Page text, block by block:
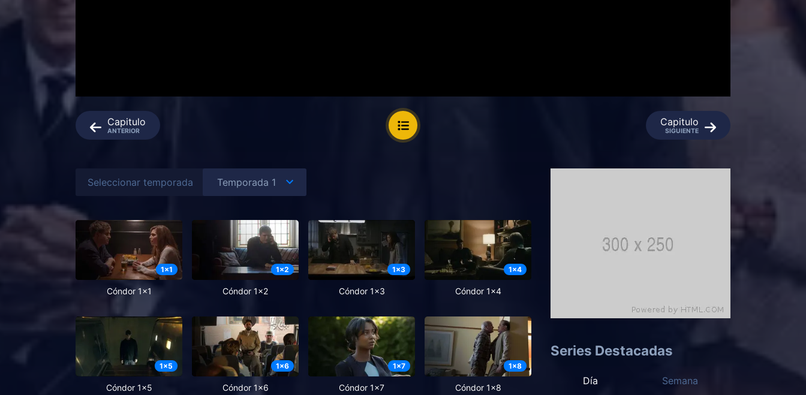
Capitulo
ANTERIOR
Capitulo
SIGUIENTE
Seleccionar temporada
1x1
Cóndor 1x1
1x2
Cóndor 1x2
1x3
Cóndor 1x3
1x4
Cóndor 1x4
1x5
Cóndor 1x5
1x6
Cóndor 1x6
1x7
Cóndor 1x7
1x8
Cóndor 1x8
Series Destacadas
Día Semana